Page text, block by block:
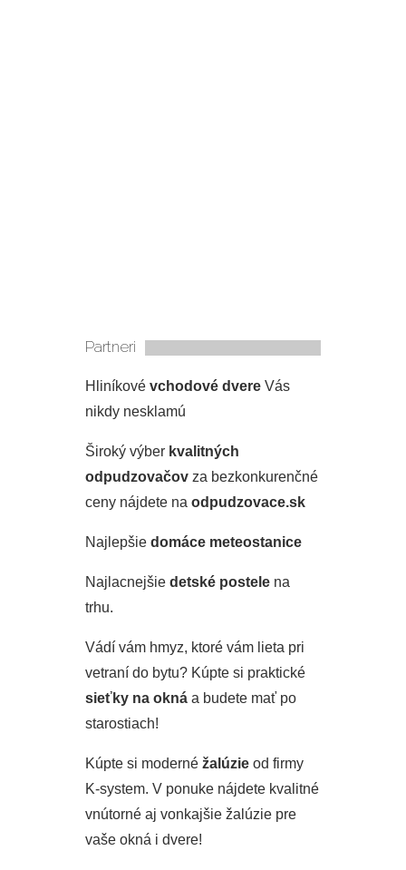
Partneri
Hliníkové vchodové dvere Vás
nikdy nesklamú
Široký výber kvalitných
odpudzovačov za bezkonkurenčné
ceny nájdete na odpudzovace.sk
Najlepšie domáce meteostanice
Najlacnejšie detské postele na
trhu.
Vádí vám hmyz, ktoré vám lieta pri
vetraní do bytu? Kúpte si praktické
sieťky na okná a budete mať po
starostiach!
Kúpte si moderné žalúzie od firmy
K-system. V ponuke nájdete kvalitné
vnútorné aj vonkajšie žalúzie pre
vaše okná i dvere!